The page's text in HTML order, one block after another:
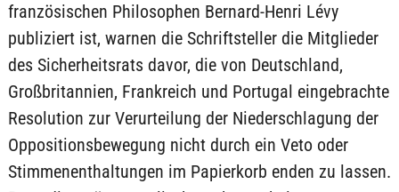
französischen Philosophen Bernard-Henri Lévy
publiziert ist, warnen die Schriftsteller die Mitglieder
des Sicherheitsrats davor, die von Deutschland,
Großbritannien, Frankreich und Portugal eingebrachte
Resolution zur Verurteilung der Niederschlagung der
Oppositionsbewegung nicht durch ein Veto oder
Stimmenenthaltungen im Papierkorb enden zu lassen.